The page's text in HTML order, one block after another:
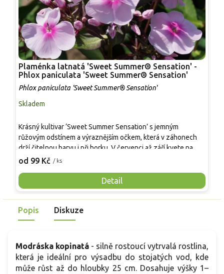
Plaménka latnatá 'Sweet Summer® Sensation' -
Phlox paniculata 'Sweet Summer® Sensation'
Phlox paniculata 'Sweet Summer® Sensation'
Skladem
od 99 Kč / ks
Detail
Krásný kultivar ‘Sweet Summer Sensation’ s jemným
růžovým odstínem a výraznějším očkem, která v záhonech
drží čitelnou barvu i při horku. V červenci až září kvete na
stoncích vysokých zhruba 60–80 cm a vytváří hustý trs
včely a motýly a často se používají také jako květ k řezu. Pro
pěstování se osvědčuje slunce až polostín a humózní,
rovnoměrně vlhká půda. Oproti starším floxům mívá
vyrovnanější habitus a v řadě Sweet Summer® i lepší
toleranci k padlí.
Popis Diskuze
Modráska kopinatá - silně rostoucí vytrvalá rostlina,
která je ideální pro výsadbu do stojatých vod, kde
může růst až do hloubky 25 cm. Dosahuje výšky 1–